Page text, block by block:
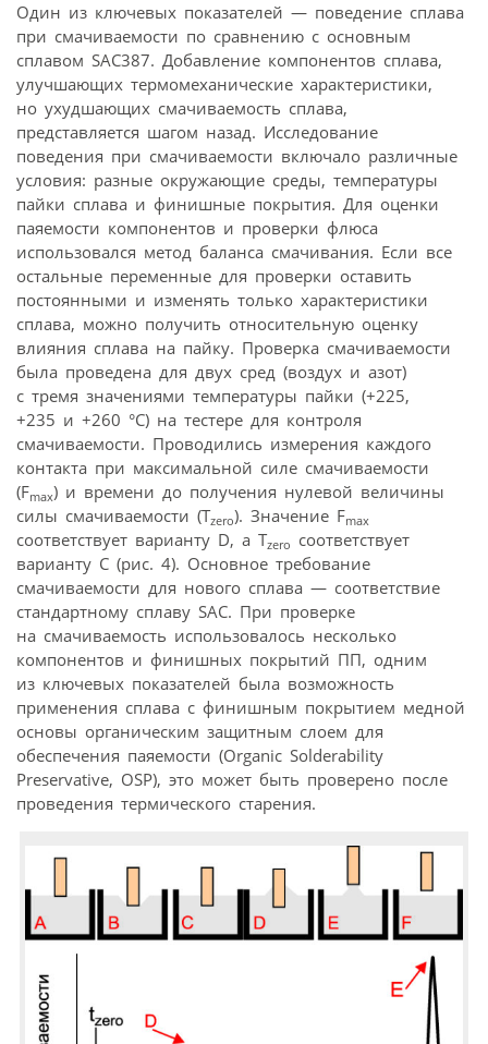
Один из ключевых показателей — поведение сплава
при смачиваемости по сравнению с основным
сплавом SAC387. Добавление компонентов сплава,
улучшающих термомеханические характеристики,
но ухудшающих смачиваемость сплава,
представляется шагом назад. Исследование
поведения при смачиваемости включало различные
условия: разные окружающие среды, температуры
пайки сплава и финишные покрытия. Для оценки
паяемости компонентов и проверки флюса
использовался метод баланса смачивания. Если все
остальные переменные для проверки оставить
постоянными и изменять только характеристики
сплава, можно получить относительную оценку
влияния сплава на пайку. Проверка смачиваемости
была проведена для двух сред (воздух и азот)
с тремя значениями температуры пайки (+225,
+235 и +260 °C) на тестере для контроля
смачиваемости. Проводились измерения каждого
контакта при максимальной силе смачиваемости
(Fmax) и времени до получения нулевой величины
силы смачиваемости (Tzero). Значение Fmax
соответствует варианту D, а Tzero соответствует
варианту C (рис. 4). Основное требование
смачиваемости для нового сплава — соответствие
стандартному сплаву SAC. При проверке
на смачиваемость использовалось несколько
компонентов и финишных покрытий ПП, одним
из ключевых показателей была возможность
применения сплава с финишным покрытием медной
основы органическим защитным слоем для
обеспечения паяемости (Organic Solderability
Preservative, OSP), это может быть проверено после
проведения термического старения.